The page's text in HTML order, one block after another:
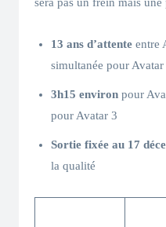
13 ans d’attente entre
simultanée pour Avatar
3h15 environ pour
pour Avatar 3
Sortie fixée au 17
la qualité